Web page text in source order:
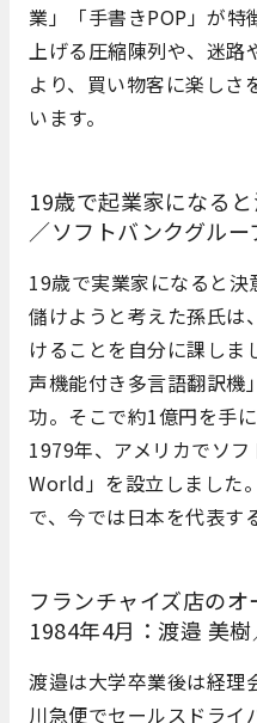
業」「手書きPOP」が特
上げる圧縮陳列や、迷路
より、買い物客に楽しさ
います。
19歳で起業家になる
／ソフトバンクグル
19歳で実業家になると
儲けようと考えた孫氏は
けることを自分に課しま
声機能付き多言語翻訳機
功。そこで約1億円を手
1979年、アメリカでソ
World」を設立しました
で、今では日本を代表す
フランチャイズ店のオ
1984年4月：渡邉 美樹
渡邉は大学卒業後は経理
川急便でセールスドライ